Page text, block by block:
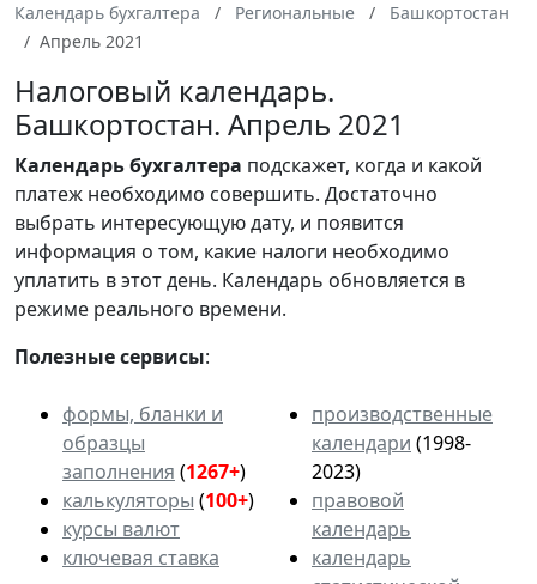
Календарь бухгалтера
Региональные
Башкортостан
Апрель 2021
Налоговый календарь.
Башкортостан. Апрель 2021
Календарьбухгалтера подскажет, когда и какой
платеж необходимо совершить. Достаточно
выбрать интересующую дату, и появится
информация о том, какие налоги необходимо
уплатить в этот день. Календарь обновляется в
режиме реального времени.
Полезные сервисы:
формы, бланки и
образцы
заполнения (1267+)
калькуляторы (100+)
курсы валют
ключевая ставка
производственные
календари (1998-
2023)
правовой
календарь
календарь